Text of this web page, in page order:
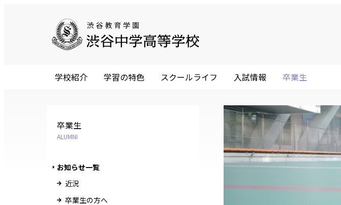
学校紹介 学習の特色 スクールライフ 入試情報 卒業生
卒業生
ALUMNI
お知らせ一覧
近況
卒業生の方へ